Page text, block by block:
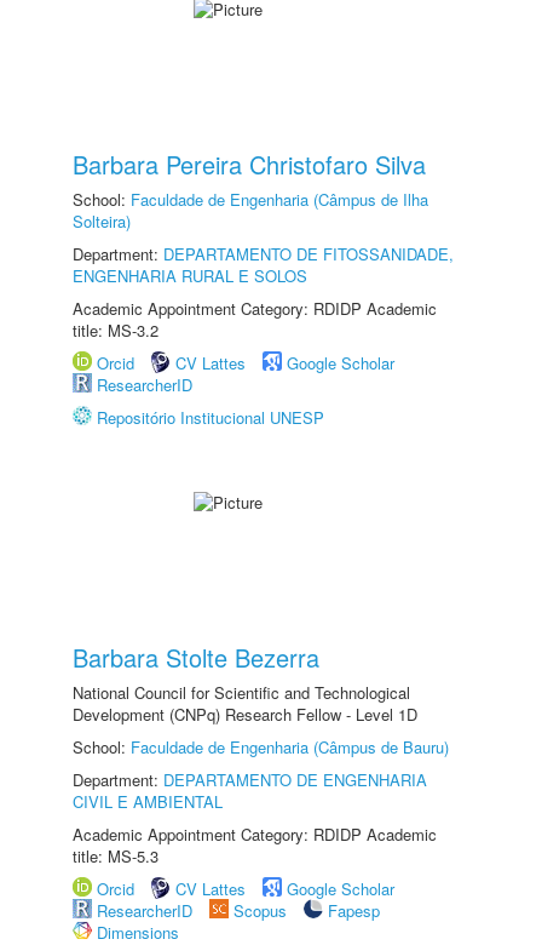
Barbara Pereira Christofaro Silva
School: Faculdade de Engenharia (Câmpus de Ilha
Solteira)
Department: DEPARTAMENTO DE FITOSSANIDADE,
ENGENHARIA RURAL E SOLOS
Academic Appointment Category: RDIDP Academic
title: MS-3.2
Orcid
CV Lattes
Google Scholar
ResearcherID
Repositório Institucional UNESP
Barbara Stolte Bezerra
National Council for Scientific and Technological
Development (CNPq) Research Fellow - Level 1D
School: Faculdade de Engenharia (Câmpus de Bauru)
Department: DEPARTAMENTO DE ENGENHARIA
CIVIL E AMBIENTAL
Academic Appointment Category: RDIDP Academic
title: MS-5.3
Orcid
CV Lattes
Google Scholar
ResearcherID
Scopus
Fapesp
Dimensions